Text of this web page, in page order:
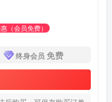
（会员免费）
终身会员 免费